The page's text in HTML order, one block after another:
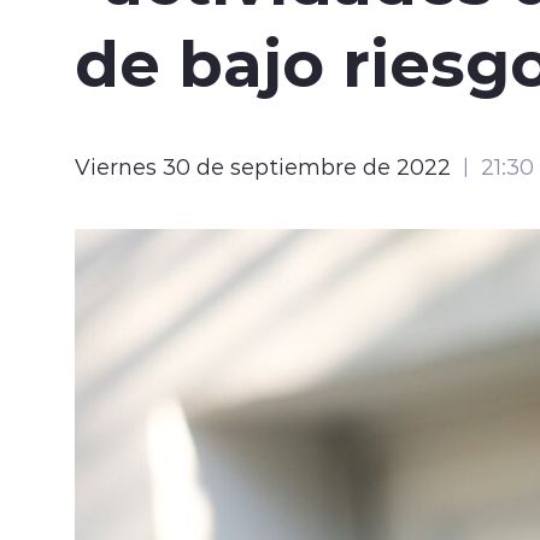
de bajo
Viernes 30 de septiembre de 2022 21:30